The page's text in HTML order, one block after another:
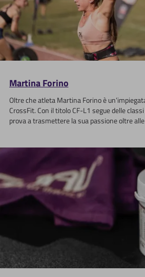
Martina Forino
Oltre che atleta Martina Forino è
CrossFit. Con il titolo CF-L1 segue delle
prova a trasmettere la sua passione oltre